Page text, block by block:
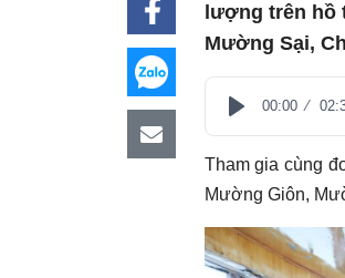
lượng trên hồ
Mường Sại,
Play
00:00
Tham gia cùng
Mường Giôn,